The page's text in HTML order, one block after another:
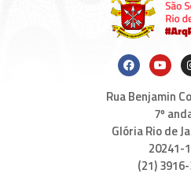
Rua Benjamin
7º
Glória Rio de
20241-
(21)